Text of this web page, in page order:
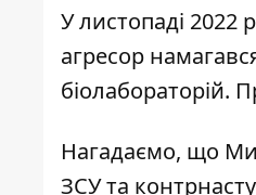
У листопаді 2022
агресор
біолабораторій.
Нагадаємо, що
ЗСУ та